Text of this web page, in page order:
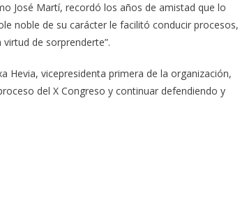
José Martí, recordó los años de amistad que lo
noble de su carácter le facilitó conducir procesos,
de sorprenderte”.
Hevia, vicepresidenta primera de la organización,
del X Congreso y continuar defendiendo y